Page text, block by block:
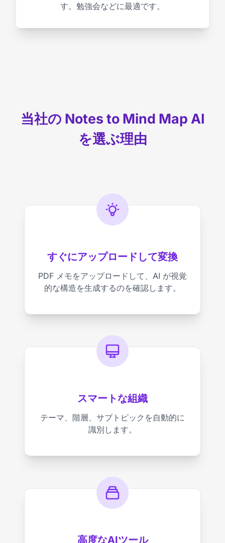
す。勉強会などに最適です。
当社の Notes to Mind Map AI
を選ぶ理由
すぐにアップロードして変換
PDF メモをアップロードして、AI が視覚
的な構造を生成するのを確認します。
スマートな組織
テーマ、階層、サブトピックを自動的に
識別します。
高度なAIツール